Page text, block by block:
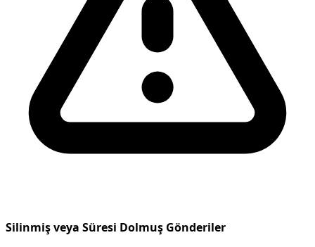
Silinmiş veya Süresi Dolmuş Gönderiler